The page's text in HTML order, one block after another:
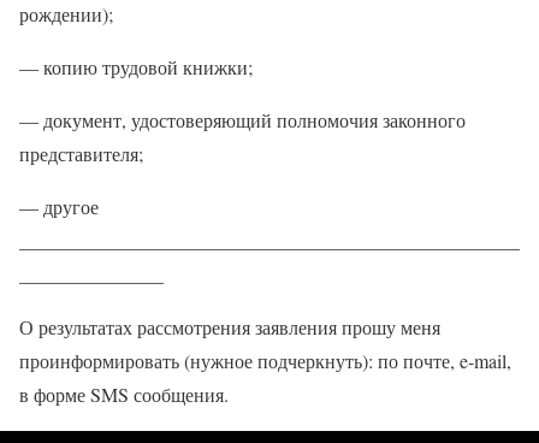
рождении);
— копию трудовой книжки;
— документ, удостоверяющий полномочия законного
представителя;
— другое
О результатах рассмотрения заявления прошу меня
проинформировать (нужное подчеркнуть): по почте, e-mail,
в форме SMS сообщения.